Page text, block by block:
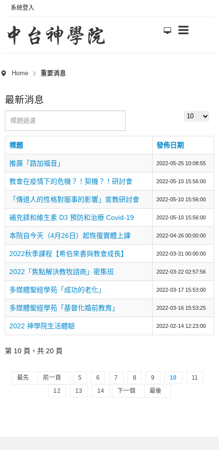
系統登入
Home 重要消息
最新消息
顯示數目
標題 發佈日期
推廣「路加福音」 2022-05-25 10:08:55
教會在疫情下的危機？！契機？！研討會 2022-05-10 15:56:00
「傳道人的性格對服事的影響」宣教研討會 2022-05-10 15:56:00
補充鎂和維生素 D3 預防和治療 Covid-19 2022-05-10 15:56:00
本院自今天（4月26日）起恢復實體上課 2022-04-26 00:00:00
2022秋季課程【希伯來書與教會成長】 2022-03-31 00:00:00
2022「焦點解決教牧諮商」密集班 2022-03-22 02:57:56
多媒體聖經學苑「成功的老化」 2022-03-17 15:53:00
多媒體聖經學苑「基督化婚前教育」 2022-03-16 15:53:25
2022 神學院生活體驗 2022-02-14 12:23:00
第 10 頁，共 20 頁
最先 前一頁 5 6 7 8 9 10
11
12
13 14 下一個 最後